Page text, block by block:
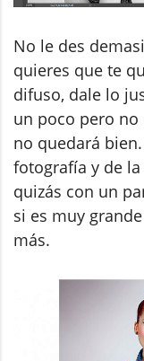
No le des
quieres que te
difuso, dale lo
un poco pero no
no quedará
fotografía y de
quizás con un
si es muy
más.